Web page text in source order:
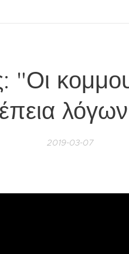
"Οι
2019-03-07